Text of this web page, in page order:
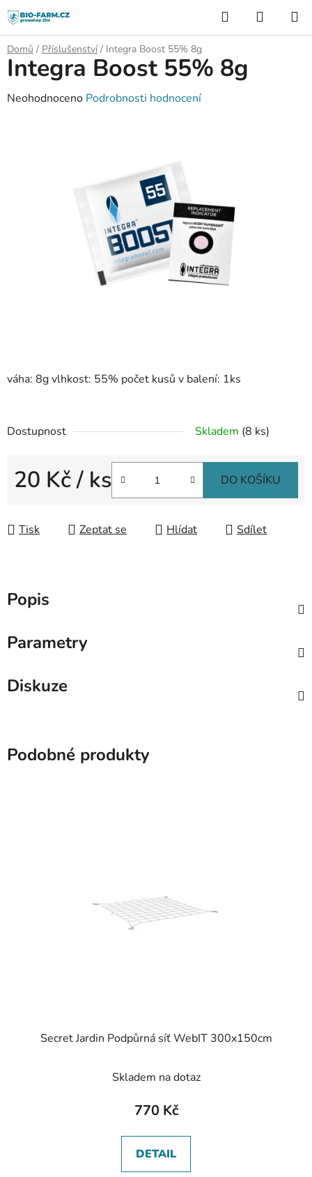
Přejít
na
obsah
Hledat
KOŠÍK
Domů / Příslušenství / Integra Boost 55% 8g
váha: 8g vlhkost: 55% počet kusů v balení: 1ks
Dostupnost Skladem (8 ks)
20 Kč/ ks DO KOŠÍKU
Tisk Zeptat se Hlídat Sdílet
Integra Boost 55% 8g
Průměrné
Neohodnoceno Podrobnosti hodnocení
Popis
Parametry
Diskuze
Podobné produkty
Secret Jardin Podpůrná síť WebIT 300x150cm
Skladem na dotaz
770 Kč
DETAIL